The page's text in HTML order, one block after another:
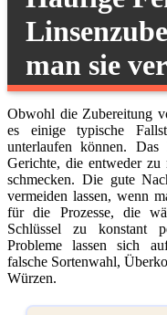
man sie
Obwohl die Zubereitung
es einige typische
unterlaufen können. Das
Gerichte, die entweder zu
schmecken. Die gute
vermeiden lassen, wenn
für die Prozesse, die
Schlüssel zu konstant
Probleme lassen sich
falsche Sortenwahl,
Würzen.